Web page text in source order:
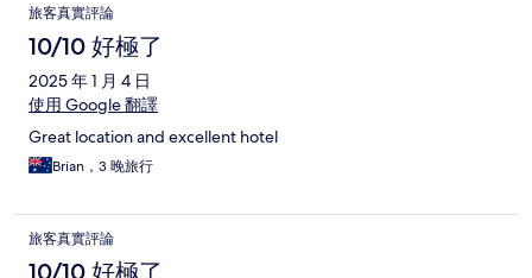
旅客真實評論
10/10 好極了
2025 年 1 月 4 日
使用 Google 翻譯
Great location and excellent hotel
Brian，3 晚旅行
旅客真實評論
10/10 好極了